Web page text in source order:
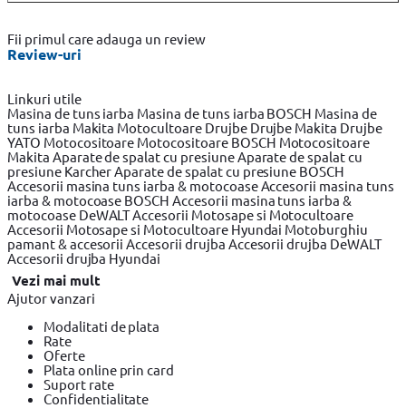
Fii primul care adauga un review
Review-uri
Linkuri utile
Masina de tuns iarba Masina de tuns iarba BOSCH Masina de
tuns iarba Makita Motocultoare Drujbe Drujbe Makita Drujbe
YATO Motocositoare Motocositoare BOSCH Motocositoare
Makita Aparate de spalat cu presiuneAparate de spalat cu
presiune KarcherAparate de spalat cu presiune BOSCH
Accesorii masina tuns iarba & motocoaseAccesorii masina tuns
iarba & motocoase BOSCHAccesorii masina tuns iarba &
motocoase DeWALTAccesorii Motosape si Motocultoare
Accesorii Motosape si Motocultoare Hyundai Motoburghiu
pamant & accesoriiAccesorii drujba Accesorii drujba DeWALT
Accesorii drujba Hyundai
Vezi mai mult
Ajutor vanzari
Modalitati de plata
Rate
Oferte
Plata online prin card
Suport rate
Confidentialitate